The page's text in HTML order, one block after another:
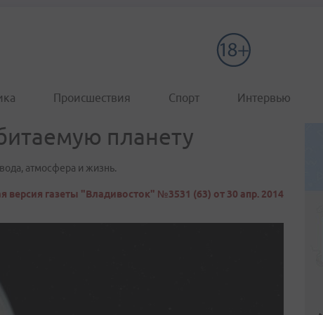
Происшествия Спорт Интервью
планету
атмосфера и жизнь.
версия газеты "Владивосток" №3531 (63) от 30 апр. 2014